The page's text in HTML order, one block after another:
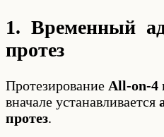
1. Временный
протез
Протезирование All-on-4
вначале устанавливается
протез.